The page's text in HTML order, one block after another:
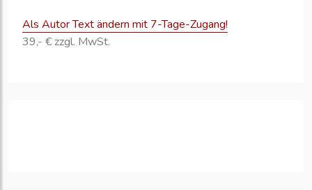
Als Autor Text ändern mit 7-Tage-Zugang!
39,- € zzgl. MwSt.